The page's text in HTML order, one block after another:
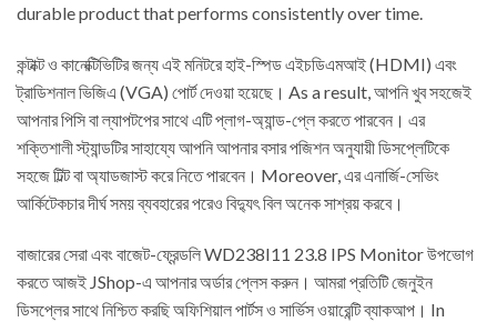
durable product that performs consistently over time.
কন্টাক্ট ও কানেক্টিভিটির জন্য এই মনিটরে হাই-স্পিড এইচডিএমআই (HDMI) এবং
ট্রাডিশনাল ভিজিএ (VGA) পোর্ট দেওয়া হয়েছে। As a result, আপনি খুব সহজেই
আপনার পিসি বা ল্যাপটপের সাথে এটি প্লাগ-অ্যান্ড-প্লে করতে পারবেন। এর
শক্তিশালী স্ট্যান্ডটির সাহায্যে আপনি আপনার বসার পজিশন অনুযায়ী ডিসপ্লেটিকে
সহজে টিল্ট বা অ্যাডজাস্ট করে নিতে পারবেন। Moreover, এর এনার্জি-সেভিং
আর্কিটেকচার দীর্ঘ সময় ব্যবহারের পরেও বিদ্যুৎ বিল অনেক সাশ্রয় করবে।
বাজারের সেরা এবং বাজেট-ফ্রেন্ডলি WD238I11 23.8 IPS Monitor উপভোগ
করতে আজই JShop-এ আপনার অর্ডার প্লেস করুন। আমরা প্রতিটি জেনুইন
ডিসপ্লের সাথে নিশ্চিত করছি অফিশিয়াল পার্টস ও সার্ভিস ওয়ারেন্টি ব্যাকআপ। In